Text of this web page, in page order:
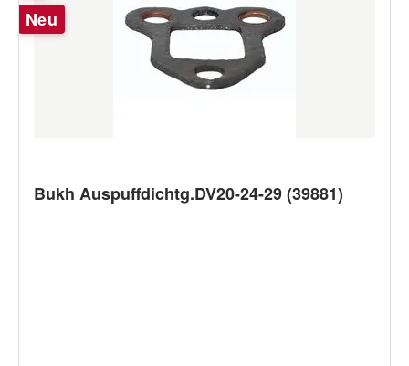
Neu
Bukh Auspuffdichtg.DV20-24-29 (39881)